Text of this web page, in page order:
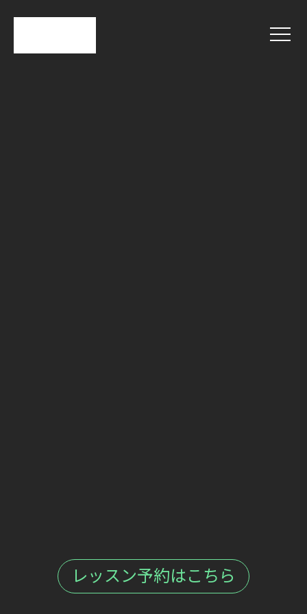
レッスン予約はこちら